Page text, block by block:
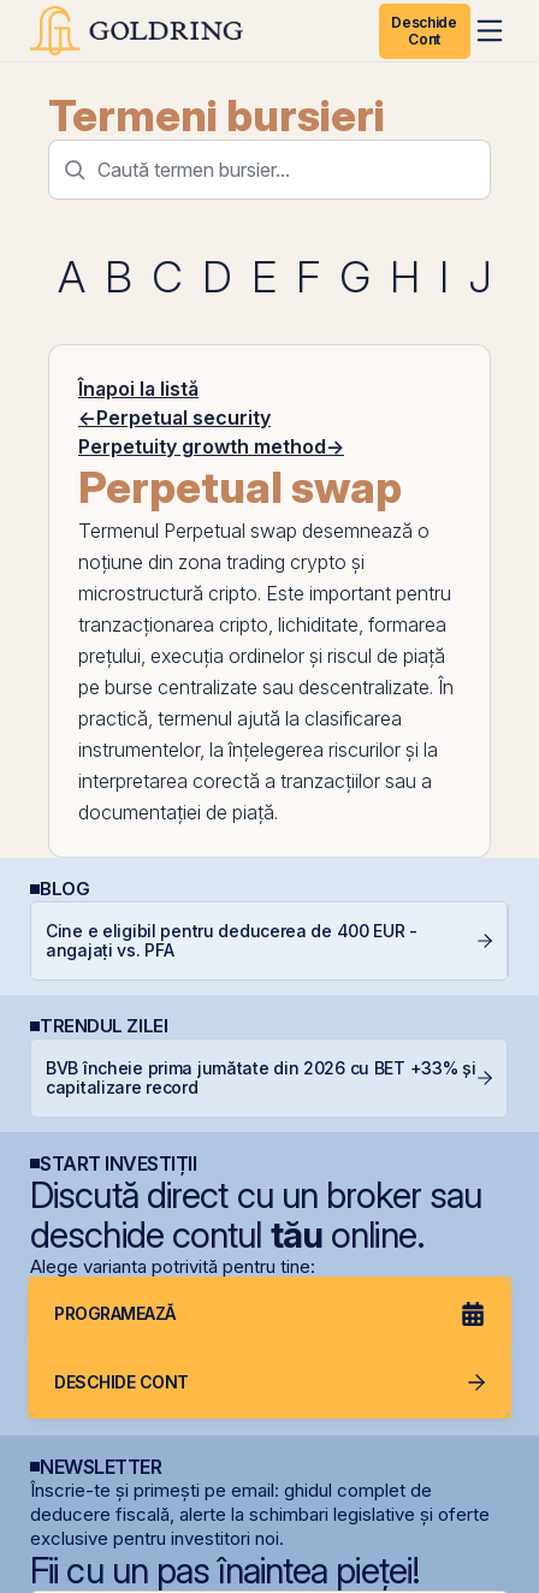
Deschide
Cont
Termeni bursieri
A B C D E F G H I J
Înapoi la listă
←Perpetual security
Perpetuity growth method→
Perpetual swap
Termenul Perpetual swap desemnează o
noțiune din zona trading crypto și
microstructură cripto. Este important pentru
tranzacționarea cripto, lichiditate, formarea
prețului, execuția ordinelor și riscul de piață
pe burse centralizate sau descentralizate. În
practică, termenul ajută la clasificarea
instrumentelor, la înțelegerea riscurilor și la
interpretarea corectă a tranzacțiilor sau a
documentației de piață.
BLOG
Cine e eligibil pentru deducerea de 400 EUR -
angajați vs. PFA
TRENDUL ZILEI
BVB încheie prima jumătate din 2026 cu BET +33% și
capitalizare record
START INVESTIȚII
Discută direct cu un broker sau
deschide contul tăuonline.
Alege varianta potrivită pentru tine:
PROGRAMEAZĂ
DESCHIDE CONT
NEWSLETTER
Înscrie-te și primești pe email: ghidul complet de
deducere fiscală, alerte la schimbari legislative și oferte
exclusive pentru investitori noi.
Fii cu un pas înaintea pieței!